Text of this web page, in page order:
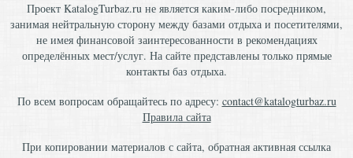
Проект KatalogTurbaz.ru не является каким-либо посредником,
занимая нейтральную сторону между базами отдыха и посетителями,
не имея финансовой заинтересованности в рекомендациях
определённых мест/услуг. На сайте представлены только прямые
контакты баз отдыха.
По всем вопросам обращайтесь по адресу: contact@katalogturbaz.ru
Правила сайта
При копировании материалов с сайта, обратная активная ссылка